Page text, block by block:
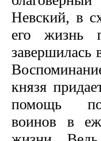
Невский, в
его жизнь
завершилась
князя
помощь
воинов в